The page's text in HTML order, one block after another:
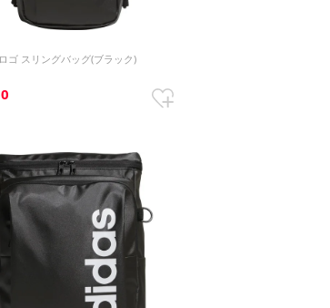
ゴ スリングバッグ(ブラック)